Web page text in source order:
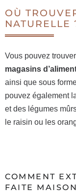
OÙ
NATURELLE
Vous pouvez
magasins
ainsi que sous
pouvez également
et des légumes
le raisin ou les
COMMENT
FAITE